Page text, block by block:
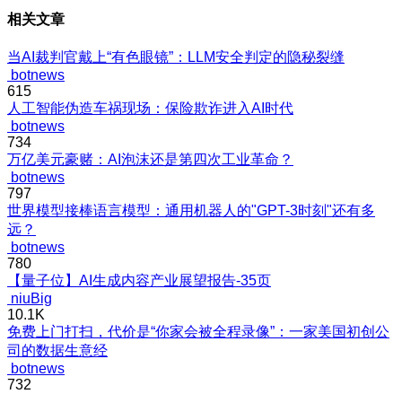
相关文章
当AI裁判官戴上“有色眼镜”：LLM安全判定的隐秘裂缝
botnews
615
人工智能伪造车祸现场：保险欺诈进入AI时代
botnews
734
万亿美元豪赌：AI泡沫还是第四次工业革命？
botnews
797
世界模型接棒语言模型：通用机器人的"GPT-3时刻"还有多
远？
botnews
780
【量子位】AI生成内容产业展望报告-35页
niuBig
10.1K
免费上门打扫，代价是“你家会被全程录像”：一家美国初创公
司的数据生意经
botnews
732